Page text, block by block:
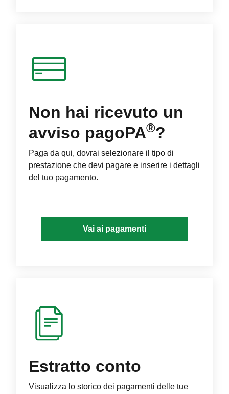
Non hai ricevuto un
avviso pagoPA®?
Paga da qui, dovrai selezionare il tipo di
prestazione che devi pagare e inserire i dettagli
del tuo pagamento.
Vai ai pagamenti
Estratto conto
Visualizza lo storico dei pagamenti delle tue